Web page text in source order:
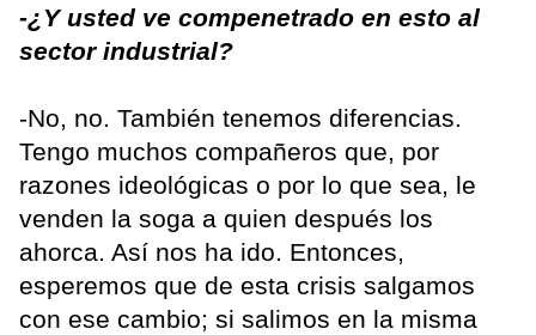
-¿Y usted ve compenetrado en esto al
sector industrial?
-No, no. También tenemos diferencias.
Tengo muchos compañeros que, por
razones ideológicas o por lo que sea, le
venden la soga a quien después los
ahorca. Así nos ha ido. Entonces,
esperemos que de esta crisis salgamos
con ese cambio; si salimos en la misma